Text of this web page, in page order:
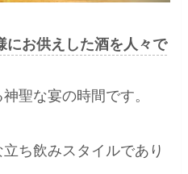
にお供えした酒を人々で
聖な宴の時間です。
立ち飲みスタイルであり